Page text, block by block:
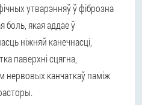
утварэнняў ў фіброзна
боль, якая аддае ў
ніжняй канечнасці,
паверхні сцягна,
канчаткаў паміж